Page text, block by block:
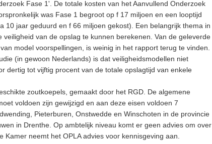
Fase 1'. De totale kosten van het Aanvullend Onderzoek
was Fase 1 begroot op f 17 miljoen en een looptijd
10 jaar geduurd en f 66 miljoen gekost). Een belangrijk thema in
van de opslag te kunnen berekenen. Van de geleverde
model voorspellingen, is weinig in het rapport terug te vinden.
(in gewoon Nederlands) is dat veiligheidsmodellen niet
dertig tot vijftig procent van de totale opslagtijd van enkele
zoutkoepels, gemaakt door het RGD. De algemene
voldoen zijn gewijzigd en aan deze eisen voldoen 7
Pieterburen, Onstwedde en Winschoten in de provincie
in Drenthe. Op ambtelijk niveau komt er geen advies om over
neemt het OPLA advies voor kennisgeving aan.